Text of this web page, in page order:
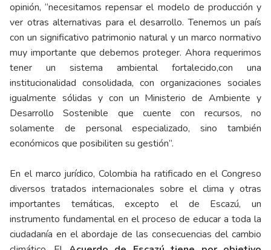
opinión, “necesitamos repensar el modelo de producción y
ver otras alternativas para el desarrollo. Tenemos un país
con un significativo patrimonio natural y un marco normativo
muy importante que debemos proteger. Ahora requerimos
tener un sistema ambiental fortalecido,con una
institucionalidad consolidada, con organizaciones sociales
igualmente sólidas y con un Ministerio de Ambiente y
Desarrollo Sostenible que cuente con recursos, no
solamente de personal especializado, sino también
económicos que posibiliten su gestión”.
En el marco jurídico, Colombia ha ratificado en el Congreso
diversos tratados internacionales sobre el clima y otras
importantes temáticas, excepto el de Escazú, un
instrumento fundamental en el proceso de educar a toda la
ciudadanía en el abordaje de las consecuencias del cambio